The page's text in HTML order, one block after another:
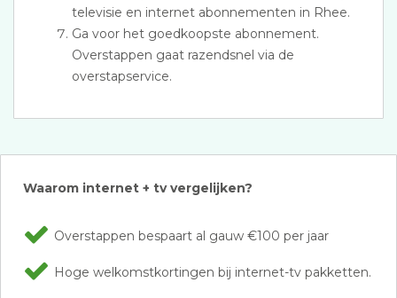
televisie en internet abonnementen in Rhee.
Ga voor het goedkoopste abonnement.
Overstappen gaat razendsnel via de
overstapservice.
Waarom internet + tv vergelijken?
Overstappen bespaart al gauw €100 per jaar
Hoge welkomstkortingen bij internet-tv pakketten.